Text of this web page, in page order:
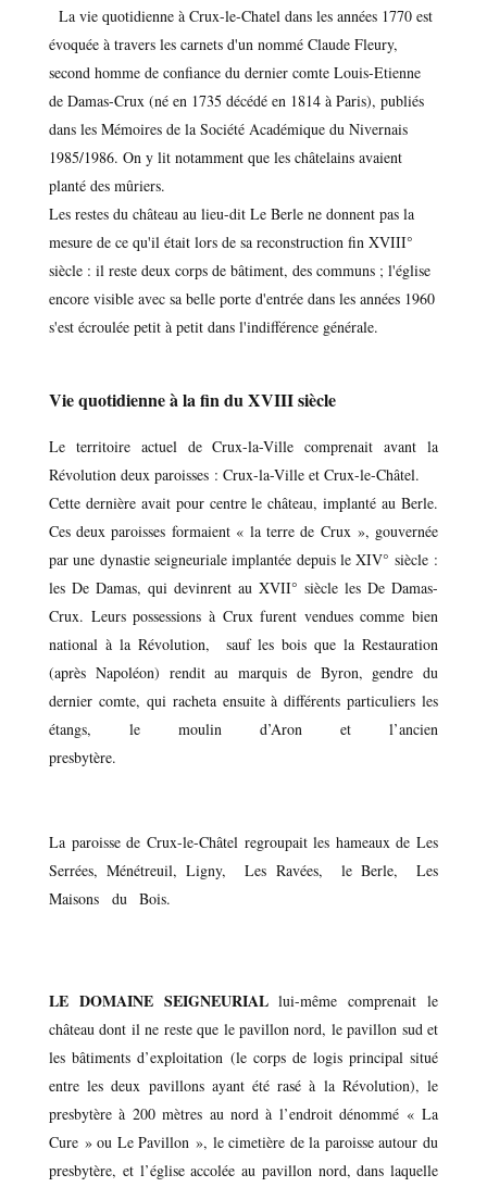
La vie quotidienne à Crux-le-Chatel dans les années 1770 est
évoquée à travers les carnets d'un nommé Claude Fleury,
second homme de confiance du dernier comte Louis-Etienne
de Damas-Crux (né en 1735 décédé en 1814 à Paris), publiés
dans les Mémoires de la Société Académique du Nivernais
1985/1986. On y lit notamment que les châtelains avaient
planté des mûriers.
Les restes du château au lieu-dit Le Berle ne donnent pas la
mesure de ce qu'il était lors de sa reconstruction fin XVIII°
siècle : il reste deux corps de bâtiment, des communs ; l'église
encore visible avec sa belle porte d'entrée dans les années 1960
s'est écroulée petit à petit dans l'indifférence générale.
Vie quotidienne à la fin du XVIII siècle
Le territoire actuel de Crux-la-Ville comprenait avant la
Révolution deux paroisses : Crux-la-Ville et Crux-le-Châtel.
Cette dernière avait pour centre le château, implanté au Berle.
Ces deux paroisses formaient « la terre de Crux », gouvernée
par une dynastie seigneuriale implantée depuis le XIV° siècle :
les De Damas, qui devinrent au XVII° siècle les De Damas-
Crux. Leurs possessions à Crux furent vendues comme bien
national à la Révolution, sauf les bois que la Restauration
(après Napoléon) rendit au marquis de Byron, gendre du
dernier comte, qui racheta ensuite à différents particuliers les
étangs, le moulin d’Aron et l’ancien
presbytère.
La paroisse de Crux-le-Châtel regroupait les hameaux de Les
Serrées, Ménétreuil, Ligny, Les Ravées, le Berle, Les
Maisons du Bois.
LE DOMAINE SEIGNEURIALlui-même comprenait le
château dont il ne reste que le pavillon nord, le pavillon sud et
les bâtiments d’exploitation (le corps de logis principal situé
entre les deux pavillons ayant été rasé à la Révolution), le
presbytère à 200 mètres au nord à l’endroit dénommé « La
Cure » ou Le Pavillon », le cimetière de la paroisse autour du
presbytère, et l’église accolée au pavillon nord, dans laquelle